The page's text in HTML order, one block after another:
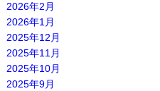
2026年2月
2026年1月
2025年12月
2025年11月
2025年10月
2025年9月